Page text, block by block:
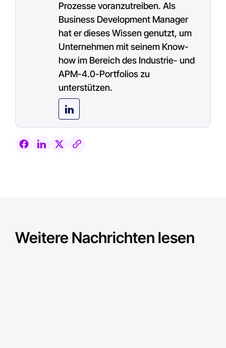
Prozesse voranzutreiben. Als
Business Development Manager
hat er dieses Wissen genutzt, um
Unternehmen mit seinem Know-
how im Bereich des Industrie- und
APM-4.0-Portfolios zu
unterstützen.
Weitere Nachrichten lesen